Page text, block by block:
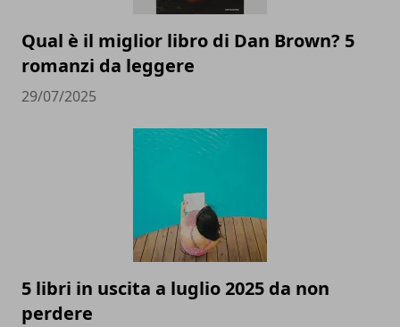
Qual è il miglior libro di Dan Brown? 5
romanzi da leggere
29/07/2025
5 libri in uscita a luglio 2025 da non
perdere